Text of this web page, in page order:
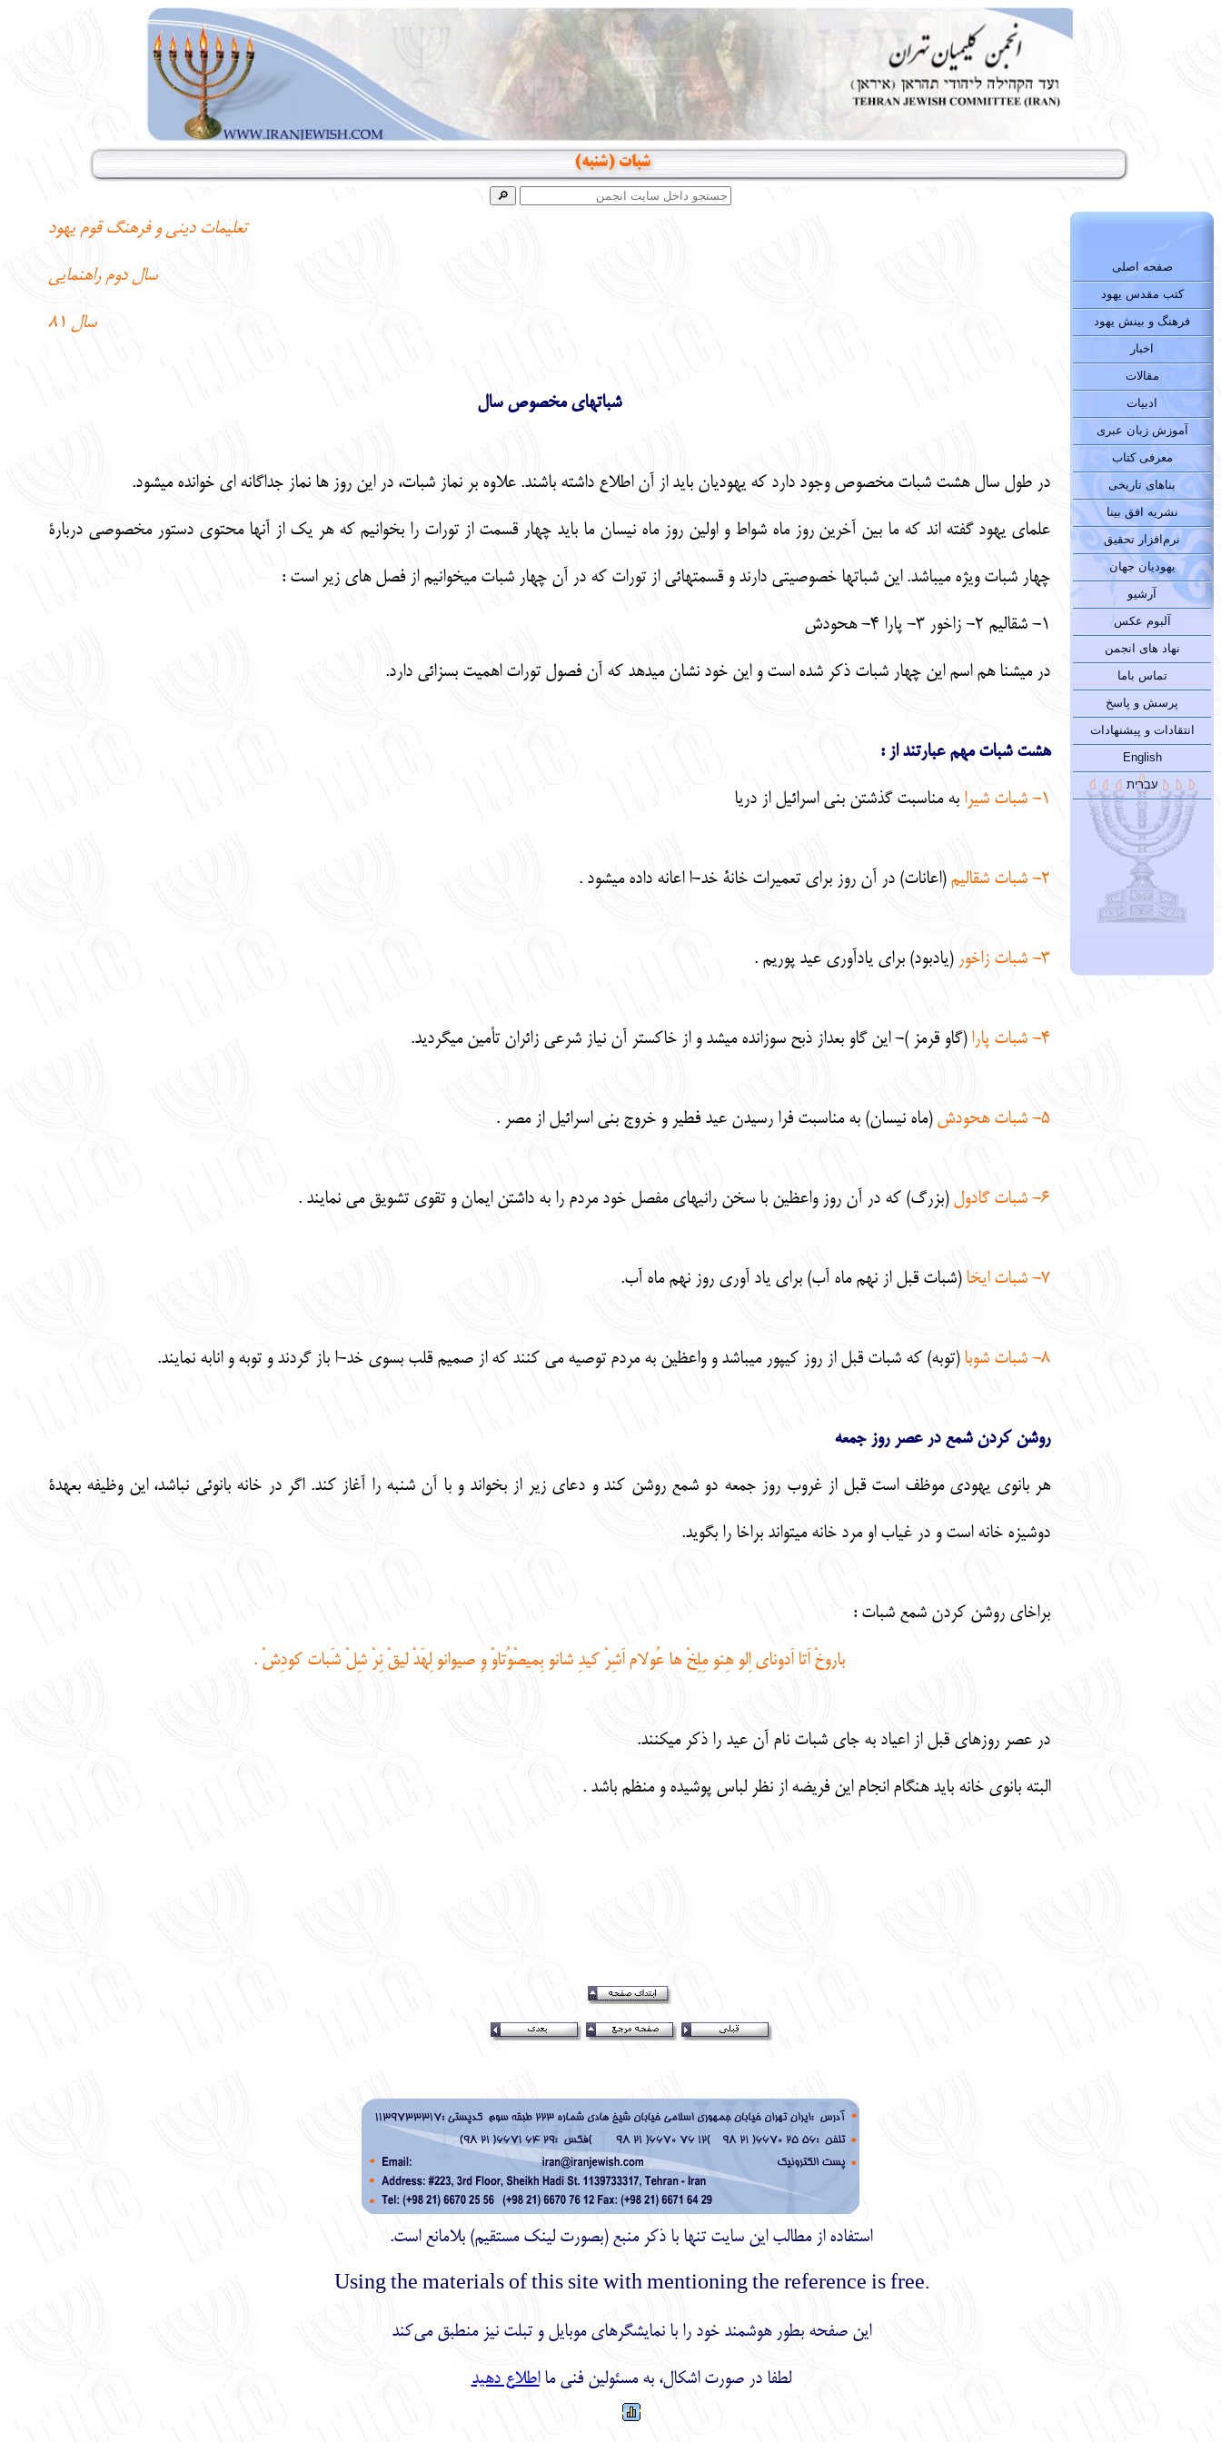
شبات (شنبه)
صفحه اصلی
کتب مقدس یهود
فرهنگ و بینش یهود
اخبار
مقالات
ادبیات
آموزش زبان عبری
معرفی کتاب
بناهای تاریخی
نشریه افق بینا
نرم‌افزار تحقیق
یهودیان جهان
آرشیو
آلبوم عکس
نهاد های انجمن
تماس باما
پرسش و پاسخ
انتقادات و پیشنهادات
English
עברית
تعليمات ديني و فرهنگ قوم يهود
سال دوم راهنمايي
سال 81
شباتهاي مخصوص سال
در طول سال هشت شبات مخصوص وجود دارد كه يهوديان بايد از آن اطلاع داشته باشند. علاوه بر نماز شبات، در اين روز ها نماز جداگانه اي خوانده ميشود.
علماي يهود گفته اند كه ما بين آخرين روز ماه شواط و اولين روز ماه نيسان ما بايد چهار قسمت از تورات را بخوانيم كه هر يك از آنها محتوي دستور مخصوصي دربارة
چهار شبات ويژه ميباشد. اين شباتها خصوصيتي دارند و قسمتهائي از تورات كه در آن چهار شبات ميخوانيم از فصل هاي زير است :
1- شقاليم 2- زاخور 3- پارا 4- هحودش
در ميشنا هم اسم اين چهار شبات ذكر شده است و اين خود نشان ميدهد كه آن فصول تورات اهميت بسزائي دارد.
هشت شبات مهم عبارتند از :
1- شبات شيرا به مناسبت گذشتن بني اسرائيل از دريا
2- شبات شقاليم (اعانات) در آن روز براي تعميرات خانة خد-ا اعانه داده ميشود .
3- شبات زاخور (يادبود) براي يادآوري عيد پوريم .
4- شبات پارا(گاو قرمز )- اين گاو بعداز ذبح سوزانده ميشد و از خاكستر آن نياز شرعي زائران تأمين ميگرديد.
5- شبات هحودش (ماه نيسان) به مناسبت فرا رسيدن عيد فطير و خروج بني اسرائيل از مصر .
6- شبات گادول (بزرگ) كه در آن روز واعظين با سخن رانيهاي مفصل خود مردم را به داشتن ايمان و تقوي تشويق مي نمايند .
7- شبات ايخا(شبات قبل از نهم ماه آب) براي ياد آوري روز نهم ماه آب.
8- شبات شوبا (توبه) كه شبات قبل از روز كيپور ميباشد و واعظين به مردم توصيه مي كنند كه از صميم قلب بسوي خد-ا باز گردند و توبه و انابه نمايند.
روشن كردن شمع در عصر روز جمعه
هر بانوي يهودي موظف است قبل از غروب روز جمعه دو شمع روشن كند و دعاي زير از بخواند و با آن شنبه را آغاز كند. اگر در خانه بانوئي نباشد، اين وظيفه بعهدة
دوشيزه خانه است و در غياب او مرد خانه ميتواند براخا را بگويد.
براخاي روشن كردن شمع شبات :
باروخْ اَتا اَدوناي اِلو هِنو مِلِخْ ها عُولام اَشِرْ كيدِ شانو بِميصْوُتاوْ وِ صيوانو لِهَدْ ليقْ نِرْ شِلْ شَبات كودِشْ .
در عصر روزهاي قبل از اعياد به جاي شبات نام آن عيد را ذكر ميكنند.
البته بانوي خانه بايد هنگام انجام اين فريضه از نظر لباس پوشيده و منظم باشد .
استفاده از مطالب اين سايت تنها با ذكر منبع (بصورت لینک مستقیم) بلامانع است.
.Using the materials of this site with mentioning the reference is free
این صفحه بطور هوشمند خود را با نمایشگرهای موبایل و تبلت نیز منطبق می‌کند
لطفا در صورت اشکال، به مسئولین فنی مااطلاع دهید